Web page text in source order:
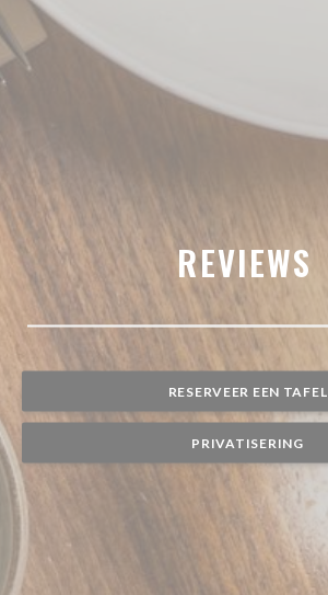
REVIEWS
RESERVEER EEN TAFEL
PRIVATISERING